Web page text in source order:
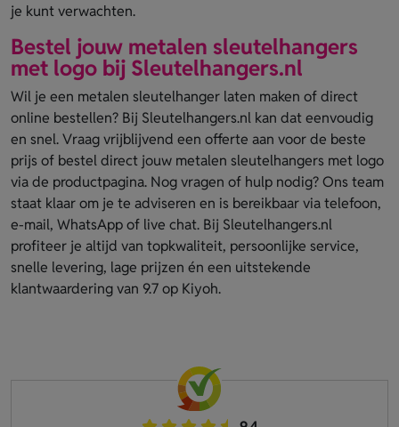
je kunt verwachten.
Bestel jouw metalen sleutelhangers
met logo bij Sleutelhangers.nl
Wil je een metalen sleutelhanger laten maken of direct
online bestellen? Bij Sleutelhangers.nl kan dat eenvoudig
en snel. Vraag vrijblijvend een offerte aan voor de beste
prijs of bestel direct jouw metalen sleutelhangers met logo
via de productpagina. Nog vragen of hulp nodig? Ons team
staat klaar om je te adviseren en is bereikbaar via telefoon,
e-mail, WhatsApp of live chat. Bij Sleutelhangers.nl
profiteer je altijd van topkwaliteit, persoonlijke service,
snelle levering, lage prijzen én een uitstekende
klantwaardering van 9.7 op Kiyoh.